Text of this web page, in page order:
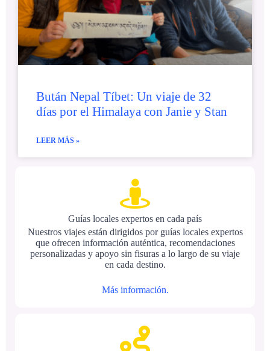
Bután Nepal Tíbet: Un viaje de 32
días por el Himalaya con Janie y Stan
LEER MÁS »
Guías locales expertos en cada país
Nuestros viajes están dirigidos por guías locales expertos
que ofrecen información auténtica, recomendaciones
personalizadas y apoyo sin fisuras a lo largo de su viaje
en cada destino.
Más información.